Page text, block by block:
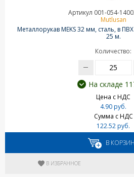
Артикул 001-054-
Mutlusan
Металлорукав MEKS 32 мм, сталь, в
25 м.
Количество:
На складе
Цена с НДС
4.90 руб.
Сумма с НДС
122.52 руб.
В
В ИЗБРАННОЕ